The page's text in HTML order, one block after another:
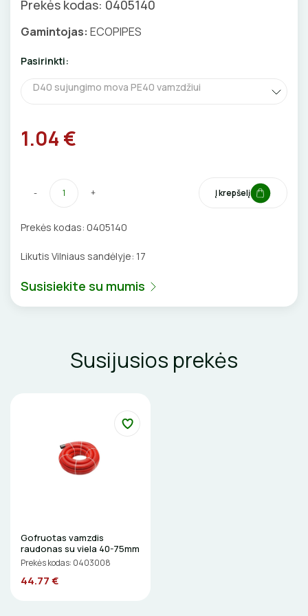
KABELIAI, LAIDAI
SANDARIKLIAI
TERMO VAMZDELIAI, PIRŠTINĖS
TVIRTINIMO DETALĖS
GRINDINĖS DĖŽUTĖS
BATERIJOS
ŽAIBOSAUGA IR ĮŽEMINIMAS
GELINĖS JUNGTYS
ĮKROVIMO SPRENDIMAI
Įkrovimo stotelės
AUTOMATINIAI JUNGIKLIAI
ATSUKTUVAI
Prekės kodas: 0405140
Gamintojas: ECOPIPES
Pasirinkti:
D40 sujungimo mova PE40 vamzdžiui
1.04 €
- + Į krepšelį
Prekės kodas: 0405140
Likutis Vilniaus sandėlyje: 17
Susisiekite su mumis
Susijusios prekės
Gofruotas vamzdis
raudonas su viela 40-75mm
Prekės kodas: 0403008
44.77 €